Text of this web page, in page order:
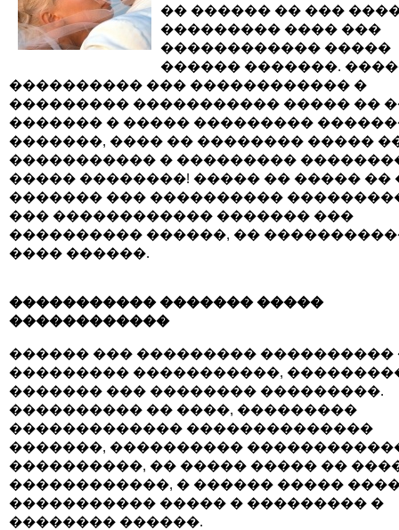
�� ������ �� ���
��������� ���� ���
������������ �����
������ �������.
���������� ��� ������������ �
��������� ����������� ����� ��
������� � ����� ���������
�������, ���� �� �������� �����
����������� � ���������
����� ��������! ����� �� ����� ��
������� ��� ����������
��� ������������ ������� ���
���������� ������, ��
���� ������.
����������� ������� �����
������������
������ ��� ��������� ����������
��������� �����������,
������� ��� �������� ���������.
���������� �� ����, ���������
������������� ��������������
�������, ����������
����������, �� ����� ����� ��
������������, � ������ �����
����������� ����� � ��������� �
�������� ������.